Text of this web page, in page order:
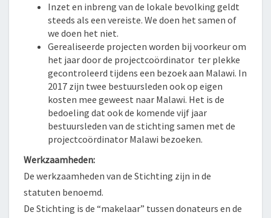
Inzet en inbreng van de lokale bevolking geldt
steeds als een vereiste. We doen het samen of
we doen het niet.
Gerealiseerde projecten worden bij voorkeur om
het jaar door de projectcoördinator ter plekke
gecontroleerd tijdens een bezoek aan Malawi. In
2017 zijn twee bestuursleden ook op eigen
kosten mee geweest naar Malawi. Het is de
bedoeling dat ook de komende vijf jaar
bestuursleden van de stichting samen met de
projectcoördinator Malawi bezoeken.
Werkzaamheden:
De werkzaamheden van de Stichting zijn in de
statuten benoemd.
De Stichting is de “makelaar” tussen donateurs en de